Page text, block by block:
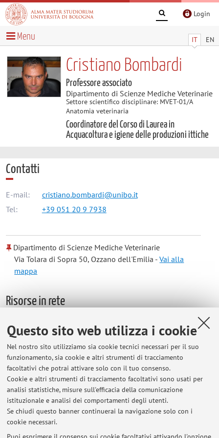
Questo sito web utilizza i cookie
Nel nostro sito utilizziamo sia cookie tecnici necessari per il suo
funzionamento, sia cookie e altri strumenti di tracciamento
facoltativi che potrai attivare solo con il tuo consenso.
Cookie e altri strumenti di tracciamento facoltativi sono usati per
analisi statistiche, misure sull'efficacia della comunicazione
istituzionale e analisi dei comportamenti degli utenti.
Se chiudi questo banner continuerai la navigazione solo con i
cookie necessari.
Login
IT EN
Menu
Cristiano Bombardi
Professore associato
Dipartimento di Scienze Mediche Veterinarie
Settore scientifico disciplinare: MVET-01/A
Anatomia veterinaria
Coordinatore del Corso di Laurea in
Acquacoltura e igiene delle produzioni ittiche
Contatti
E-mail:
cristiano.bombardi@unibo.it
Tel:
+39 051 20 9 7938
Dipartimento di Scienze Mediche Veterinarie
Via Tolara di Sopra 50, Ozzano dell'Emilia -Vai alla
mappa
Risorse in rete
ORCID
Orario di ricevimento
Si riceve dal lunedì al venerdì su appuntamento (tramite
email) presso il Dipartimento di Scienze Mediche Veterinarie,
Ozzano dell'Emilia (BO).